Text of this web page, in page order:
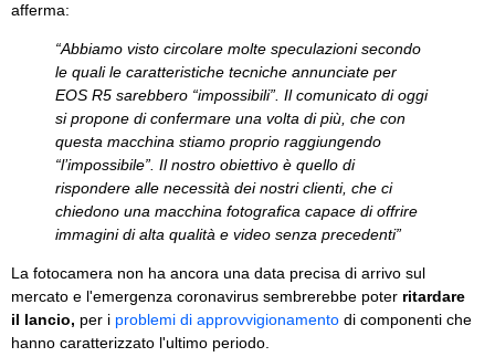
afferma:
“Abbiamo visto circolare molte speculazioni secondo
le quali le caratteristiche tecniche annunciate per
EOS R5 sarebbero “impossibili”. Il comunicato di oggi
si propone di confermare una volta di più, che con
questa macchina stiamo proprio raggiungendo
“l’impossibile”. Il nostro obiettivo è quello di
rispondere alle necessità dei nostri clienti, che ci
chiedono una macchina fotografica capace di offrire
immagini di alta qualità e video senza precedenti”
La fotocamera non ha ancora una data precisa di arrivo sul
mercato e l'emergenza coronavirus sembrerebbe poter ritardare
il lancio, per i problemi di approvvigionamento di componenti che
hanno caratterizzato l'ultimo periodo.